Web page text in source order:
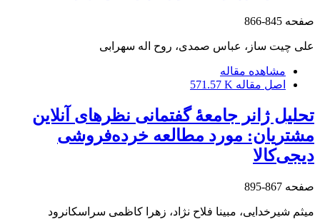
صفحه 845-866
علی چیت ساز، عباس صمدی، روح اله سهرابی
مشاهده مقاله
اصل مقاله 571.57 K
تحلیل ژانر جامعۀ گفتمانی نظرهای آنلاین
مشتریان: مورد مطالعه خرده‌فروشی
دیجی‌‌کالا
صفحه 867-895
میثم شیرخدایی، مبینا فلاح نژاد، زهرا کاظمی سراسکانرود